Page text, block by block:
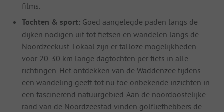
films.
Tochten & sport: Goed aangelegde paden langs de
dijken nodigen uit tot fietsen en wandelen langs de
Noordzeekust. Lokaal zijn er talloze mogelijkheden
voor 20-30 km lange dagtochten per fiets in alle
richtingen. Het ontdekken van de Waddenzee tijdens
een wandeling geeft tot nu toe onbekende inzichten in
een fascinerend natuurgebied. Aan de noordoostelijke
rand van de Noordzeestad vinden golfliefhebbers de